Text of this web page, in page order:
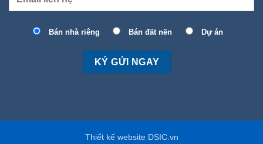
Bán nhà riêng Bán đất nền Dự án
Thiết kế website DSIC.vn